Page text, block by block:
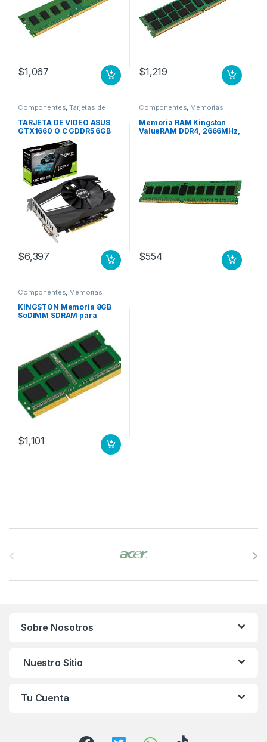
$1,067 $1,219
Componentes,Tarjetas de
TARJETA DE VIDEO ASUS
GTX1660 O C GDDR5 6GB
CUDA 1408 DVI/HDMI/DP
$6,397
Componentes, Memorias
Memoria RAM Kingston
ValueRAM DDR4, 2666MHz,
$554
Componentes Memorias
KINGSTON Memoria 8GB
SoDIMM SDRAM para
12800 – CL1 – No ECC -sin
búfer- 204- pin- LAP
$1,101
Sobre Nosotros
Nuestro Sitio
Tu Cuenta